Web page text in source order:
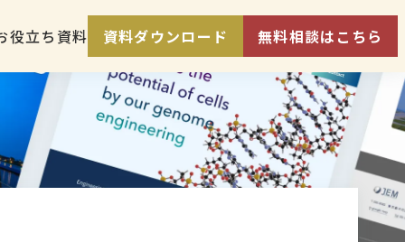
役立ち資料 資料ダウンロード 無料相談はこちら